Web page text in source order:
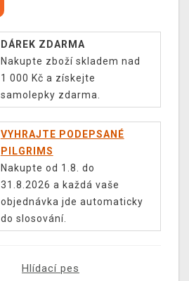
DÁREK ZDARMA
Nakupte zboží skladem nad
1 000 Kč a získejte
samolepky zdarma.
VYHRAJTE PODEPSANÉ
PILGRIMS
Nakupte od 1.8. do
31.8.2026 a každá vaše
objednávka jde automaticky
do slosování.
Hlídací pes